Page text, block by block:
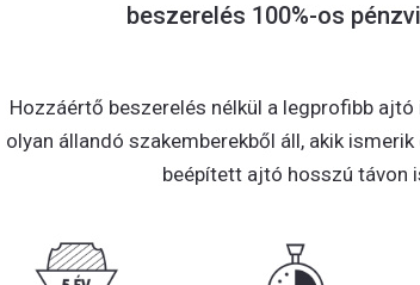
beszerelés 100%-os
Hozzáértő beszerelés nélkül a legprofibb
olyan állandó szakemberekből áll, akik
beépített ajtó hosszú távon